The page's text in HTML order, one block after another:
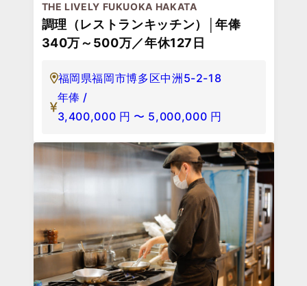
THE LIVELY FUKUOKA HAKATA
調理（レストランキッチン）│年俸
340万～500万／年休127日
福岡県福岡市博多区中洲5-2-18
年俸 /
3,400,000 円 〜 5,000,000 円